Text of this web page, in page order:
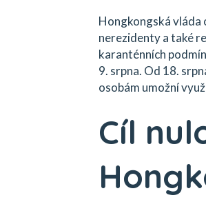
Hongkongská vláda
nerezidenty a také
karanténních
9. srpna. Od 18.
osobám umožní
Cíl